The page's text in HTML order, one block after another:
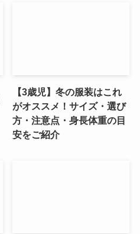
【3歳児】冬の服装はこれ
がオススメ！サイズ・選び
方・注意点・身長体重の目
安をご紹介